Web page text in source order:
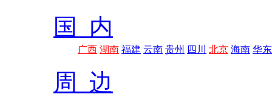
国 内
广西 湖南 福建 云南 贵州 四川 北京 海南 华东
周 边